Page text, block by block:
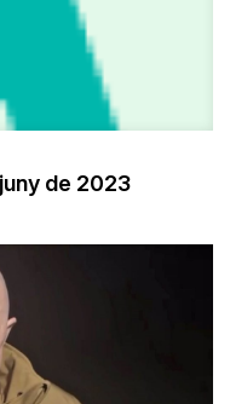
de 2023